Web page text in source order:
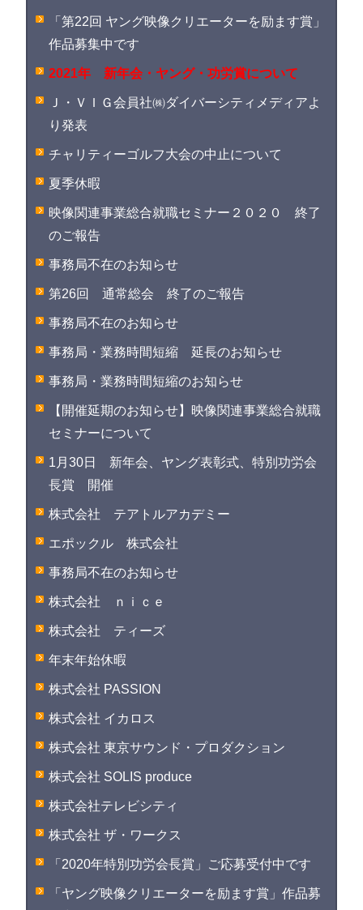
「第22回 ヤング映像クリエーターを励ます賞」
作品募集中です
2021年 新年会・ヤング・功労賞について
Ｊ・ＶＩＧ会員社㈱ダイバーシティメディアよ
り発表
チャリティーゴルフ大会の中止について
夏季休暇
映像関連事業総合就職セミナー２０２０ 終了
のご報告
事務局不在のお知らせ
第26回 通常総会 終了のご報告
事務局不在のお知らせ
事務局・業務時間短縮 延長のお知らせ
事務局・業務時間短縮のお知らせ
【開催延期のお知らせ】映像関連事業総合就職
セミナーについて
1月30日 新年会、ヤング表彰式、特別功労会
長賞 開催
株式会社 テアトルアカデミー
エポックル 株式会社
事務局不在のお知らせ
株式会社 ｎｉｃｅ
株式会社 ティーズ
年末年始休暇
株式会社 PASSION
株式会社 イカロス
株式会社 東京サウンド・プロダクション
株式会社 SOLIS produce
株式会社テレビシティ
株式会社 ザ・ワークス
「2020年特別功労会長賞」ご応募受付中です
「ヤング映像クリエーターを励ます賞」作品募